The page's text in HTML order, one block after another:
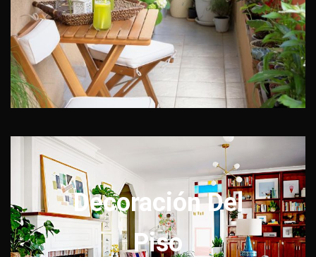
Decoración Del
Piso